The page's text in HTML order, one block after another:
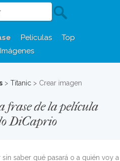
Películas
Top
Imágenes
>Titanic > Crear imagen
frase de la película
DiCaprio
sin saber qué pasará o a quién